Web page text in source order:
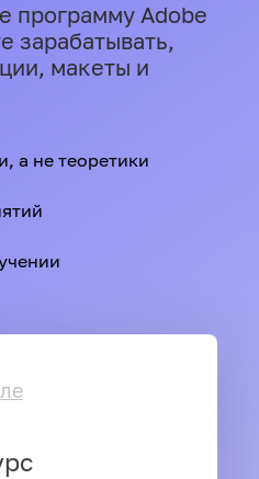
программу Adobe
зарабатывать,
макеты и
а не теоретики